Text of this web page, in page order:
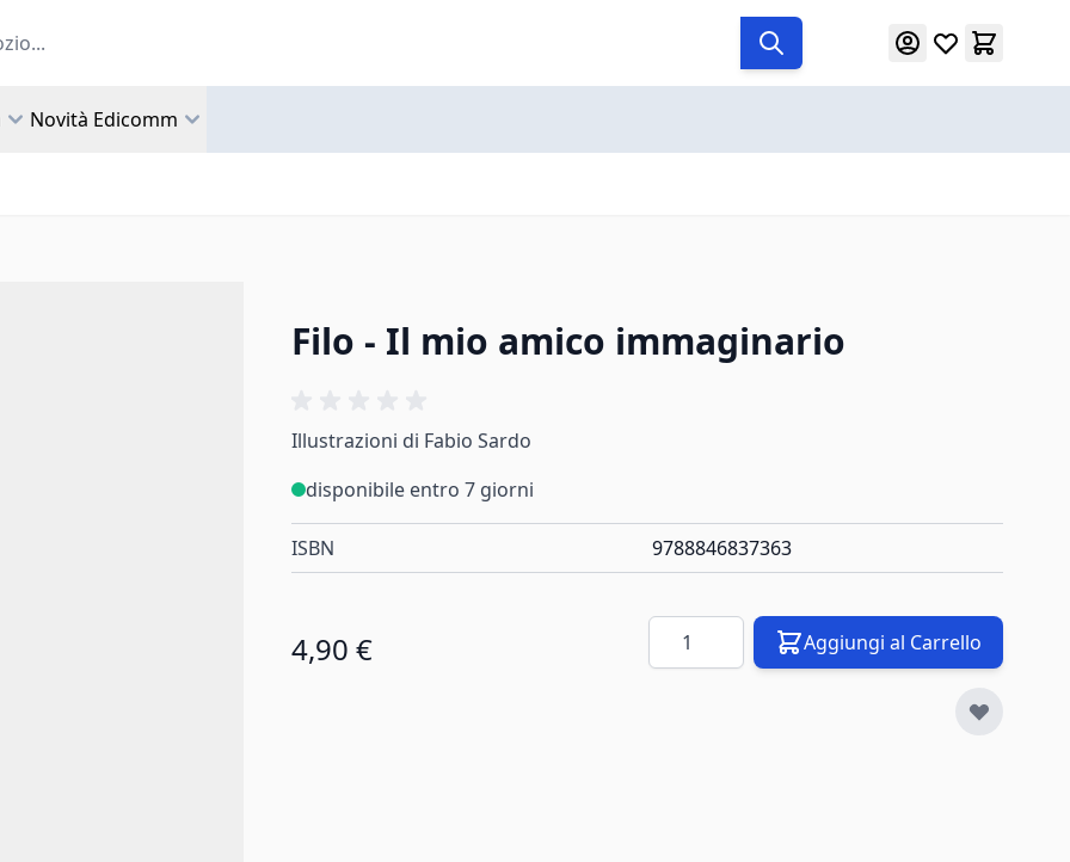
Novità Edicomm
Filo - Il mio amico immaginario
Illustrazioni di Fabio Sardo
disponibile entro 7 giorni
ISBN 9788846837363
4,90 € Quantità Aggiungi al Carrello